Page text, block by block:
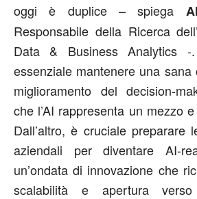
oggi è duplice – spiega
Responsabile della Ricerca
Data & Business Analytics
essenziale mantenere una sana
miglioramento del decision-
che l’AI rappresenta un mezzo
Dall’altro, è cruciale preparare
aziendali per diventare AI-
un’ondata di innovazione che
scalabilità e apertura